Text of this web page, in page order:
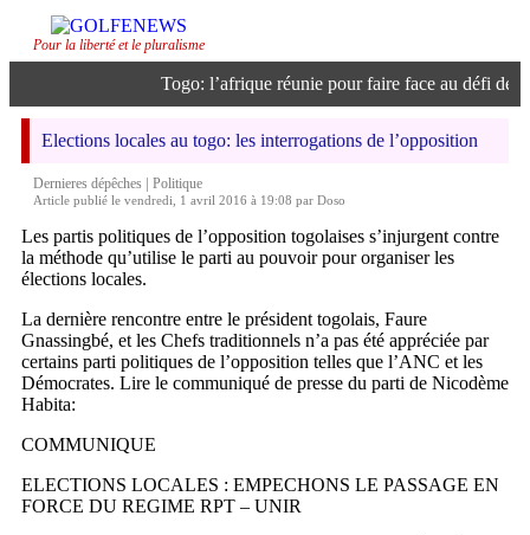
Pour la liberté et le pluralisme
Togo: l’afrique réunie pour faire face au défi de
Elections locales au togo: les interrogations de l’opposition
Dernieres dépêches
Politique
Article publié le vendredi, 1 avril 2016 à 19:08 par Doso
Les partis politiques de l’opposition togolaises s’injurgent contre
la méthode qu’utilise le parti au pouvoir pour organiser les
élections locales.
La dernière rencontre entre le président togolais, Faure
Gnassingbé, et les Chefs traditionnels n’a pas été appréciée par
certains parti politiques de l’opposition telles que l’ANC et les
Démocrates. Lire le communiqué de presse du parti de Nicodème
Habita:
COMMUNIQUE
ELECTIONS LOCALES : EMPECHONS LE PASSAGE EN
FORCE DU REGIME RPT – UNIR